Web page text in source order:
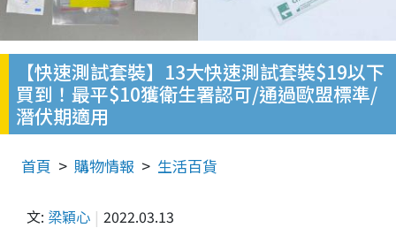
【快速測試套裝】13大快速測試套裝$19以下
買到！最平$10獲衛生署認可/通過歐盟標準/
潛伏期適用
首頁 購物情報 生活百貨
文: 梁穎心 2022.03.13